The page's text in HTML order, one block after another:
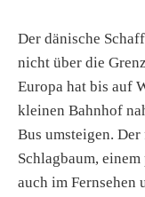
Der dänische
nicht über die
Europa hat bis auf
kleinen Bahnhof
Bus umsteigen.
Schlagbaum,
auch im Fernsehen